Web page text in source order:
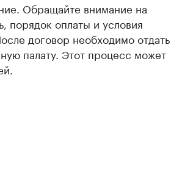
Обращайте внимание на
порядок оплаты и условия
договор необходимо отдать
палату. Этот процесс может